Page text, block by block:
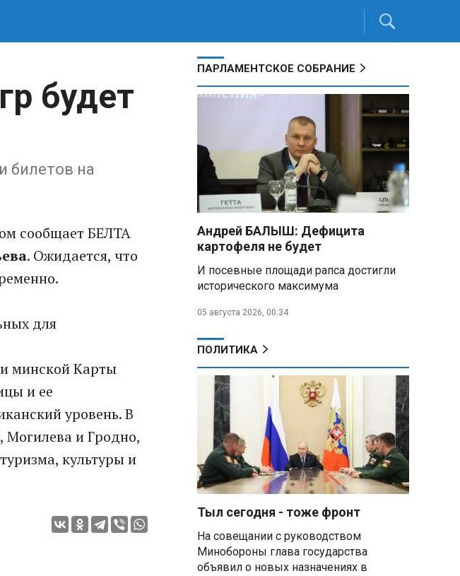
будет
билетов на
сообщает БЕЛТА
. Ожидается, что
для
минской Карты
и ее
уровень. В
Могилева и Гродно,
культуры и
ПАРЛАМЕНТСКОЕ СОБРАНИЕ
Андрей БАЛЫШ: Дефицита
картофеля не будет
И посевные площади рапса достигли
исторического максимума
05 августа 2026, 00:34
ПОЛИТИКА
Тыл сегодня - тоже фронт
На совещании с руководством
Минобороны глава государства
объявил о новых назначениях в